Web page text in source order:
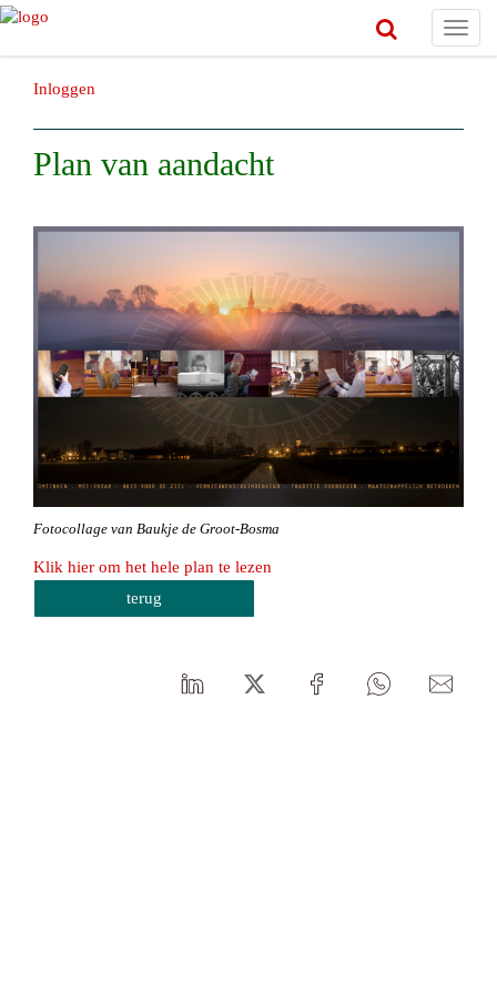
Inloggen
Plan van aandacht
Fotocollage van Baukje de Groot-Bosma
Klik hier om het hele plan te lezen
terug